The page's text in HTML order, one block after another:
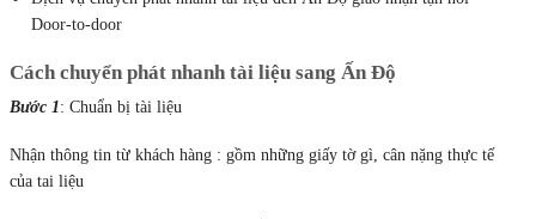
Door-to-door
Cách chuyển phát nhanh tài liệu sang Ấn Độ
Bước 1: Chuẩn bị tài liệu
Nhận thông tin từ khách hàng : gồm những giấy tờ gì, cân nặng thực tế
của tai liệu